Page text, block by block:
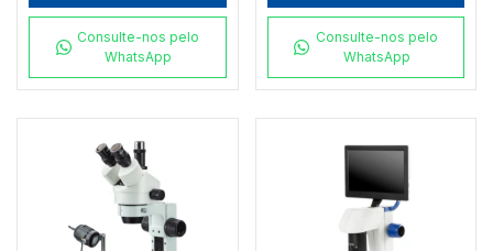
Consulte-nos pelo
WhatsApp
Consulte-nos pelo
WhatsApp